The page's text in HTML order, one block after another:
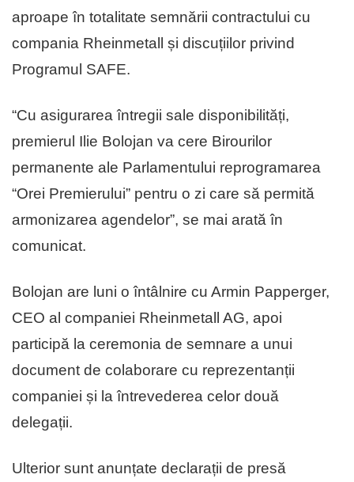
aproape în totalitate semnării contractului cu
compania Rheinmetall și discuțiilor privind
Programul SAFE.
“Cu asigurarea întregii sale disponibilități,
premierul Ilie Bolojan va cere Birourilor
permanente ale Parlamentului reprogramarea
“Orei Premierului” pentru o zi care să permită
armonizarea agendelor”, se mai arată în
comunicat.
Bolojan are luni o întâlnire cu Armin Papperger,
CEO al companiei Rheinmetall AG, apoi
participă la ceremonia de semnare a unui
document de colaborare cu reprezentanții
companiei și la întrevederea celor două
delegații.
Ulterior sunt anunțate declarații de presă